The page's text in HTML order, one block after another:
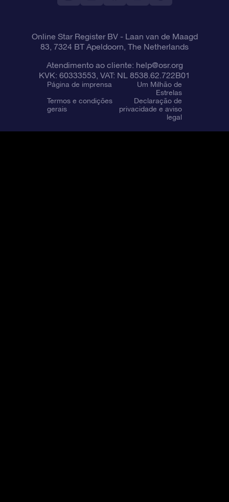
Online Star Register BV- Laan van de Maagd
83, 7324 BT Apeldoorn, The Netherlands
Atendimento ao cliente: help@osr.org
KVK: 60333553, VAT: NL 8538.62.722B01
Página de imprensa
Um Milhão de
Estrelas
Termos e condições
gerais
Declaração de
privacidade e aviso
legal